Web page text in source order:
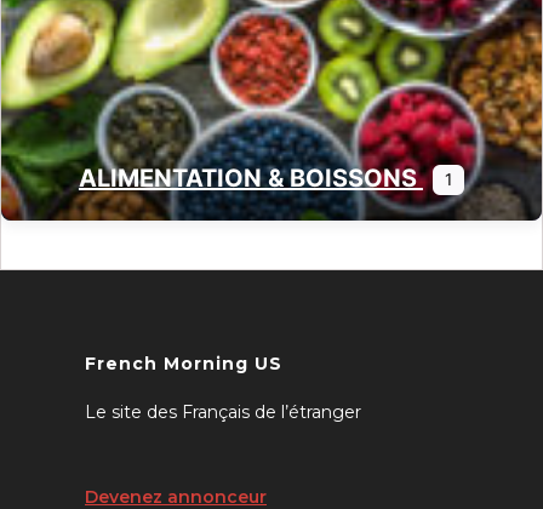
ALIMENTATION & BOISSONS 1
French Morning US
Le site des Français de l’étranger
Devenez annonceur